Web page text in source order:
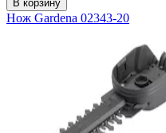
В корзину
Нож Gardena 02343-20